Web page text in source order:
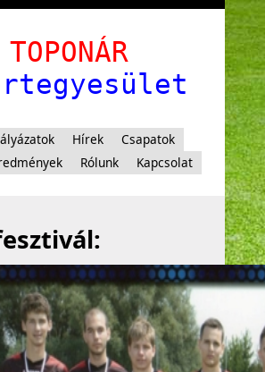
TOPONÁR
Hírek
Csapatok
Rólunk Kapcsolat